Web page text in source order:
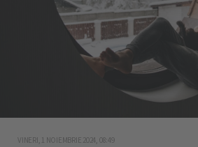
VINERI, 1 NOIEMBRIE 2024, 08:49